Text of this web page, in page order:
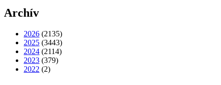
Archív
2026 (2135)
2025 (3443)
2024 (2114)
2023 (379)
2022 (2)